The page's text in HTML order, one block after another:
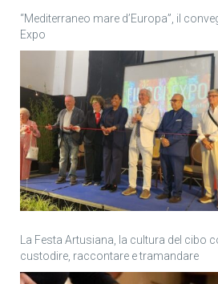
“Mediterraneo mare d’Europa”, il
Expo
La Festa Artusiana, la cultura del cibo
custodire, raccontare e tramandare